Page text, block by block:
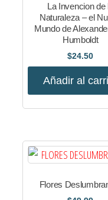
La Invencion de
Naturaleza – el
Mundo de
Humboldt
$24.50
Añadir al
Flores